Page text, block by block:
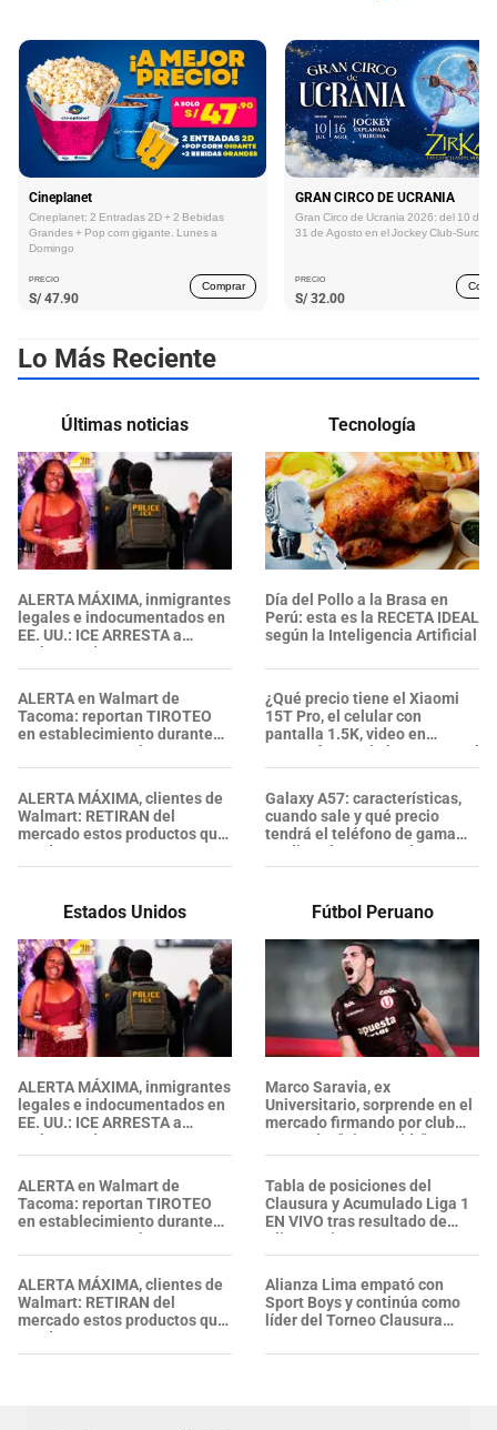
Cineplanet
Cineplanet: 2 Entradas 2D + 2 Bebidas
Grandes + Pop corn gigante. Lunes a
Domingo
PRECIO
S/ 47.90
Comprar
GRAN CIRCO DE UCRANIA
Gran Circo de Ucrania 2026: del 10 de
31 de Agosto en el Jockey Club-Surco
PRECIO
S/ 32.00
Lo Más Reciente
Últimas noticias
ALERTA MÁXIMA, inmigrantes
legales e indocumentados en
EE. UU.: ICE ARRESTA a
embarazada en aeropuerto;
su prometido EXPONE
ALERTA en Walmart de
Tacoma: reportan TIROTEO
en establecimiento durante
un ARRESTO por hurto, ¿se
confirmaron heridos?
ALERTA MÁXIMA, clientes de
Walmart: RETIRAN del
mercado estos productos que
puedes encontrar en tu
cocina, garajes y armarios
Tecnología
Día del Pollo a la Brasa en
Perú: esta es la RECETA IDEAL
según la Inteligencia Artificial
¿Qué precio tiene el Xiaomi
15T Pro, el celular con
pantalla 1.5K, video en
4K/120fps y más barato que el
iPhone 17 Pro Max?
Galaxy A57: características,
cuando sale y qué precio
tendrá el teléfono de gama
media más potente de
Samsung
Estados Unidos
ALERTA MÁXIMA, inmigrantes
legales e indocumentados en
EE. UU.: ICE ARRESTA a
embarazada en aeropuerto;
su prometido EXPONE
ALERTA en Walmart de
Tacoma: reportan TIROTEO
en establecimiento durante
un ARRESTO por hurto, ¿se
confirmaron heridos?
ALERTA MÁXIMA, clientes de
Walmart: RETIRAN del
mercado estos productos que
puedes encontrar en tu
cocina, garajes y armarios
Fútbol Peruano
Marco Saravia, ex
Universitario, sorprende en el
mercado firmando por club
campeón: "Bienvenido"
Tabla de posiciones del
Clausura y Acumulado Liga 1
EN VIVO tras resultado de
Alianza Lima y Boys
Alianza Lima empató con
Sport Boys y continúa como
líder del Torneo Clausura